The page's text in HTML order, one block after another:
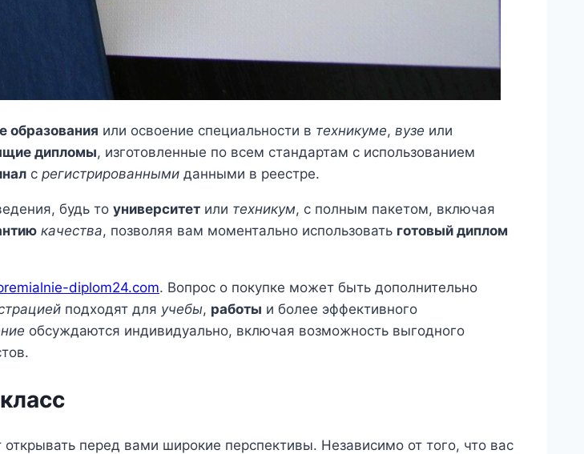
образования или освоение специальности в техникуме, вузе или
дипломы, изготовленные по всем стандартам с использованием
с регистрированными данными в реестре.
будь то университет или техникум, с полным пакетом, включая
качества, позволяя вам моментально использовать готовый диплом
diplom24.com. Вопрос о покупке может быть дополнительно
подходят для учебы, работы и более эффективного
обсуждаются индивидуально, включая возможность выгодного
перед вами широкие перспективы. Независимо от того, что вас